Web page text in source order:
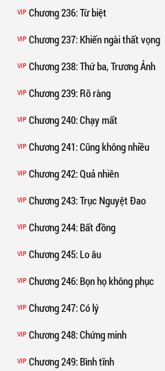
VIP Chương 236: Từ biệt
VIP Chương 237: Khiến ngài thất vọng
VIP Chương 238: Thứ ba, Trương Ảnh
VIP Chương 239: Rõ ràng
VIP Chương 240: Chạy mất
VIP Chương 241: Cũng không nhiều
VIP Chương 242: Quả nhiên
VIP Chương 243: Trục Nguyệt Đao
VIP Chương 244: Bất đồng
VIP Chương 245: Lo âu
VIP Chương 246: Bọn họ không phục
VIP Chương 247: Có lý
VIP Chương 248: Chứng minh
VIP Chương 249: Bình tĩnh